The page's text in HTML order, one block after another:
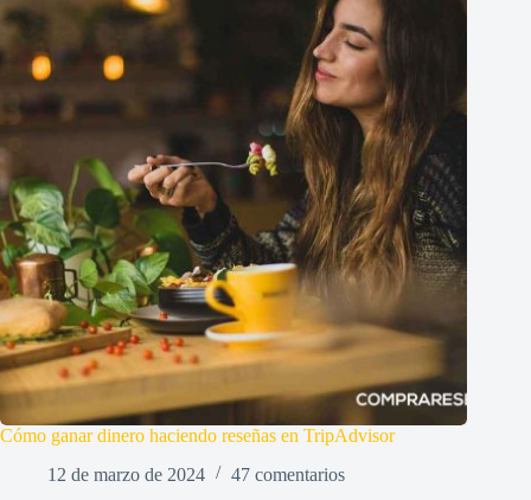
Cómo ganar dinero haciendo reseñas en TripAdvisor
12 de marzo de 2024
47 comentarios